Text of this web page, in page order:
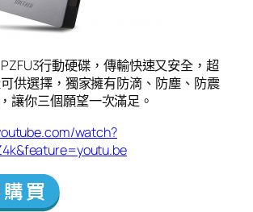
PZFU3行動硬碟，傳輸快速又安全，超
供選擇，獨家擁有防滴、防塵、防震
讓你三個願望一次滿足。
watch?